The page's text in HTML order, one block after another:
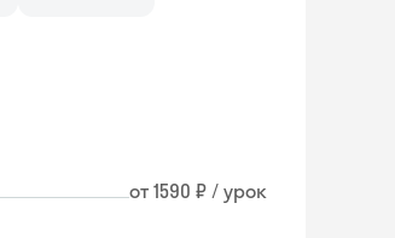
от 1590 ₽ / урок